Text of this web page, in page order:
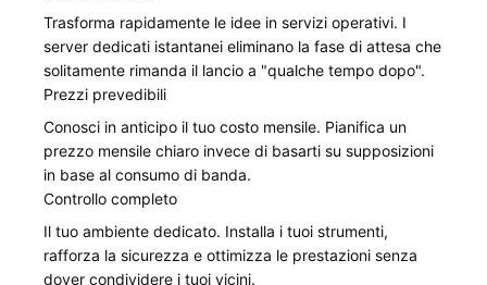
Trasforma rapidamente le idee in servizi operativi. I
server dedicati istantanei eliminano la fase di attesa che
solitamente rimanda il lancio a "qualche tempo dopo".
Prezzi prevedibili
Conosci in anticipo il tuo costo mensile. Pianifica un
prezzo mensile chiaro invece di basarti su supposizioni
in base al consumo di banda.
Controllo completo
Il tuo ambiente dedicato. Installa i tuoi strumenti,
rafforza la sicurezza e ottimizza le prestazioni senza
dover condividere i tuoi vicini.